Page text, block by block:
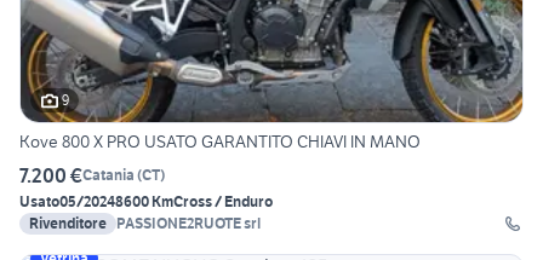
9
Kove 800 X PRO USATO GARANTITO CHIAVI IN MANO
7.200 €Catania (CT)
Usato05/20248600 KmCross / Enduro
Rivenditore PASSIONE2RUOTE srl